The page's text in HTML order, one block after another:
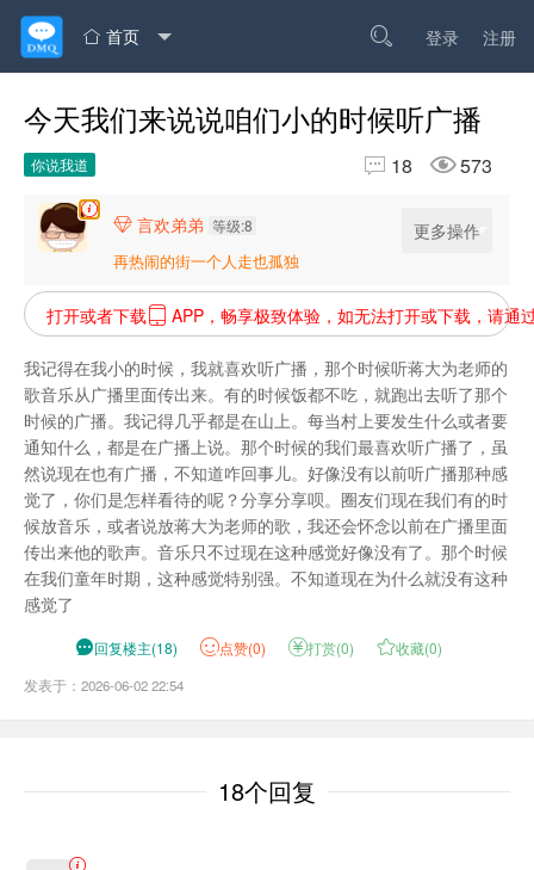
 首页  登录 注册
今天我们来说说咱们小的时候听广播
你说我道  18 573
 言欢弟弟 等级:8
再热闹的街一个人走也孤独
更多操作
打开或者下载 APP，畅享极致体验，如无法打开或下载，请通
我记得在我小的时候，我就喜欢听广播，那个时候听蒋大为老师的
歌音乐从广播里面传出来。有的时候饭都不吃，就跑出去听了那个
时候的广播。我记得几乎都是在山上。每当村上要发生什么或者要
通知什么，都是在广播上说。那个时候的我们最喜欢听广播了，虽
然说现在也有广播，不知道咋回事儿。好像没有以前听广播那种感
觉了，你们是怎样看待的呢？分享分享呗。圈友们现在我们有的时
候放音乐，或者说放蒋大为老师的歌，我还会怀念以前在广播里面
传出来他的歌声。音乐只不过现在这种感觉好像没有了。那个时候
在我们童年时期，这种感觉特别强。不知道现在为什么就没有这种
感觉了
回复楼主(18) 点赞(0) 打赏(0) 收藏(0)
发表于：2026-06-02 22:54
18个回复